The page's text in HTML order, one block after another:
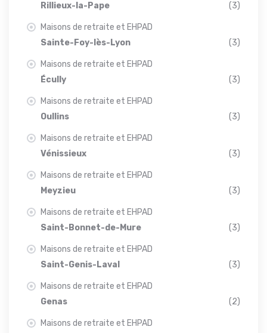
Rillieux-la-Pape
(3)
Maisons de retraite et EHPAD
Sainte-Foy-lès-Lyon
(3)
Maisons de retraite et EHPAD
Écully
(3)
Maisons de retraite et EHPAD
Oullins
(3)
Maisons de retraite et EHPAD
Vénissieux
(3)
Maisons de retraite et EHPAD
Meyzieu
(3)
Maisons de retraite et EHPAD
Saint-Bonnet-de-Mure
(3)
Maisons de retraite et EHPAD
Saint-Genis-Laval
(3)
Maisons de retraite et EHPAD
Genas
(2)
Maisons de retraite et EHPAD